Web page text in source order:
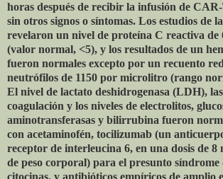
horas después de recibir la infusión de
sin otros signos o síntomas. Los estudios de
revelaron un nivel de proteína C reactiva
(valor normal, <5), y los resultados de un
fueron normales excepto por un recuento
neutrófilos de 1150 por microlitro (rango
El nivel de lactato deshidrogenasa (LDH),
coagulación y los niveles de electrolitos,
aminotransferasas y bilirrubina fueron
con acetaminofén, tocilizumab (un
receptor de interleucina 6, en una dosis de
de peso corporal) para el presunto síndrome
citocinas. y antibióticos empíricos de amplio